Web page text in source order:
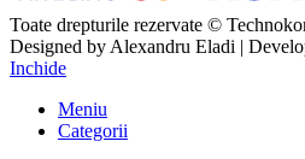
Toate drepturile rezervate ©
Designed by Alexandru Eladi |
Inchide
Meniu
Categorii